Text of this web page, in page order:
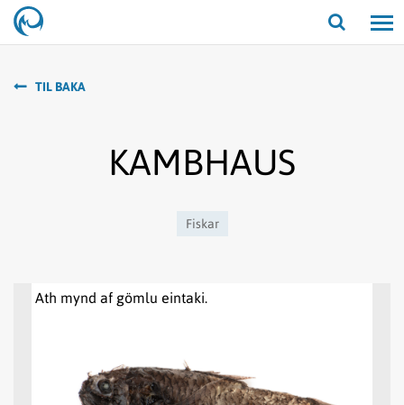
Opna/
TIL BAKA
KAMBHAUS
Fiskar
Ath mynd af gömlu eintaki.